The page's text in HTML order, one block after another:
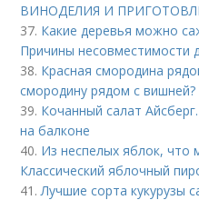
ВИНОДЕЛИЯ И
37. Какие деревья можно
Причины несовместимости
38. Красная смородина
смородину рядом с вишней?
39. Кочанный салат
на балконе
40. Из неспелых яблок, что
Классический яблочный
41.Лучшие сорта кукурузы